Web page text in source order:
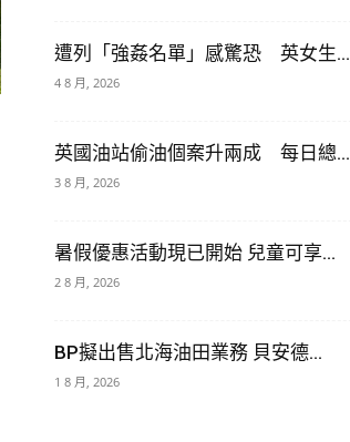
遭列「強姦名單」感驚恐 英女生...
4 8 月, 2026
英國油站偷油個案升兩成 每日總...
3 8 月, 2026
暑假優惠活動現已開始 兒童可享...
2 8 月, 2026
BP擬出售北海油田業務 貝安德...
1 8 月, 2026